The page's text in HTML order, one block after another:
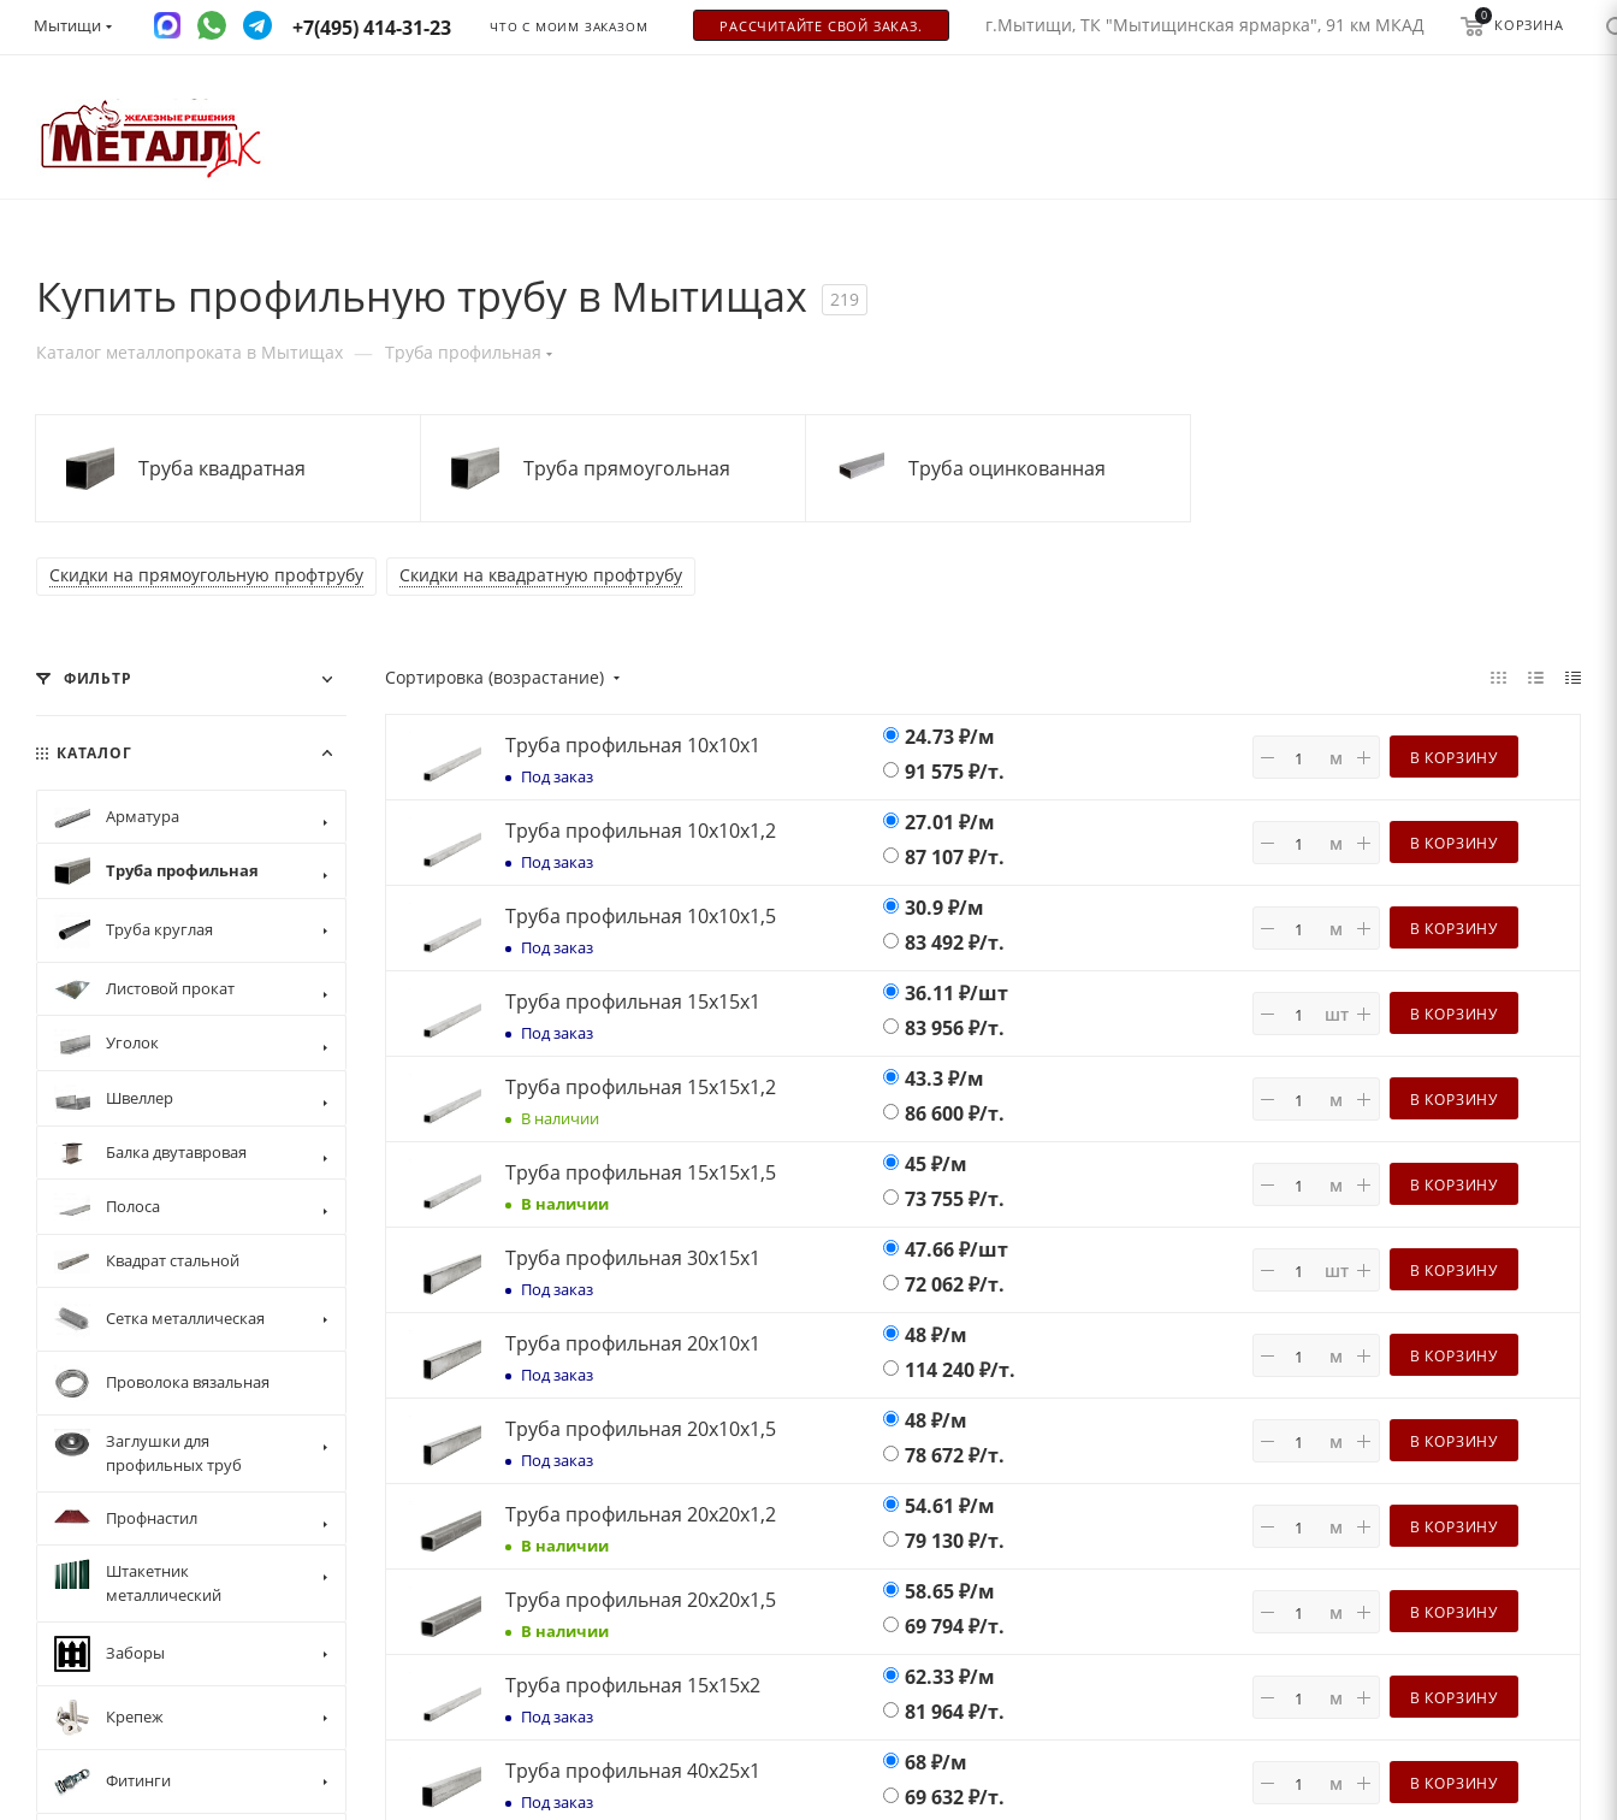
Мытищи +7(495) 414-31-23 ЧТО С МОИМ ЗАКАЗОМ РАСCЧИТАЙТЕ СВОЙ ЗАКАЗ. г.Мытищи, ТК "Мытищинская ярмарка", 91 км МКАД 0
КОРЗИНА
Купить профильную трубу в Мытищах 219
Каталог металлопроката в Мытищах — Труба профильная
Труба квадратная Труба прямоугольная Труба оцинкованная
Скидки на прямоугольную профтрубу Скидки на квадратную профтрубу
Сортировка (возрастание)
Труба профильная 10x10x1
Под заказ
24.73₽/м
91 575₽/т.
м В КОРЗИНУ
Труба профильная 10x10x1,2
Под заказ
27.01 ₽/м
87 107₽/т.
м В КОРЗИНУ
Труба профильная 10x10x1,5
Под заказ
30.9₽/м
83 492₽/т.
м В КОРЗИНУ
Труба профильная 15х15х1
Под заказ
36.11 ₽/шт
83 956₽/т.
шт В КОРЗИНУ
Труба профильная 15х15х1,2
В наличии
43.3₽/м
86 600₽/т.
м В КОРЗИНУ
Труба профильная 15х15х1,5
В наличии
45₽/м
73 755₽/т.
м В КОРЗИНУ
Труба профильная 30х15х1
Под заказ
47.66₽/шт
72 062₽/т.
шт В КОРЗИНУ
Труба профильная 20х10х1
Под заказ
48₽/м
114 240₽/т.
м В КОРЗИНУ
Труба профильная 20х10х1,5
Под заказ
48₽/м
78 672₽/т.
м В КОРЗИНУ
Труба профильная 20х20х1,2
В наличии
54.61 ₽/м
79 130₽/т.
м В КОРЗИНУ
Труба профильная 20х20х1,5
В наличии
58.65₽/м
69 794₽/т.
м В КОРЗИНУ
Труба профильная 15х15х2
Под заказ
62.33₽/м
81 964₽/т.
м В КОРЗИНУ
Труба профильная 40х25х1
Под заказ
68₽/м
69 632₽/т.
м В КОРЗИНУ
ФИЛЬТР
КАТАЛОГ
Арматура
Труба профильная
Труба круглая
Листовой прокат
Уголок
Швеллер
Балка двутавровая
Полоса
Квадрат стальной
Сетка металлическая
Проволока вязальная
Заглушки для
профильных труб
Профнастил
Штакетник
металлический
Заборы
Крепеж
Фитинги